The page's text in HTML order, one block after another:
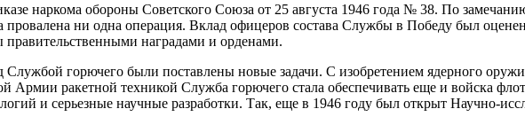
наркома обороны Советского Союза от 25 августа 1946 года № 38. По
ни одна операция. Вклад офицеров состава Службы в Победу был
наградами и орденами.
горючего были поставлены новые задачи. С изобретением ядерного
Армии ракетной техникой Служба горючего стала обеспечивать еще и войска
и серьезные научные разработки. Так, еще в 1946 году был открыт Научно-